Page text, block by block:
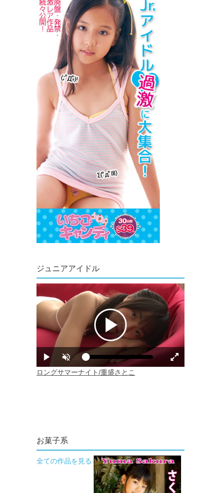
ジュニアアイドル
お菓子系
全ての作品を見る